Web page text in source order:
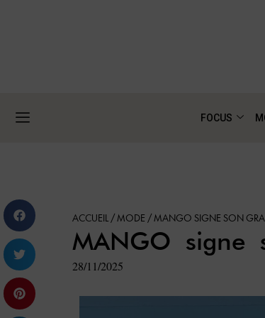
FOCUS
ACCUEIL / MODE / MANGO SIGNE SON
MANGO signe
28/11/2025